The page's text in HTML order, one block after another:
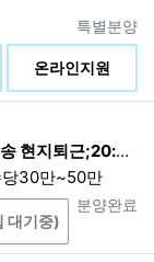
용 기간
시에, 동의 받
용합니다. 다
요성이 있는
다.
용 기간은 서비
서비스 이용계
입니다. 회사
고 있거나 고객
진행상태
특별분양
온라인지원
1배송 현지퇴근
30만~50만
진행상태
분양완료
대기중)